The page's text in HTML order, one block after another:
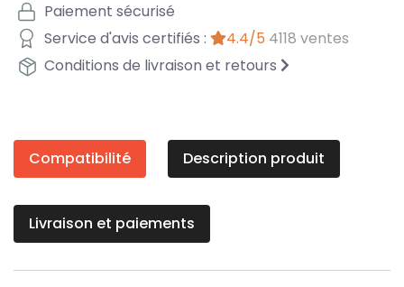
Paiement sécurisé
Service d'avis certifiés :
4.4/5 4118 ventes
Conditions de livraison et retours
Compatibilité Description produit
Livraison et paiements